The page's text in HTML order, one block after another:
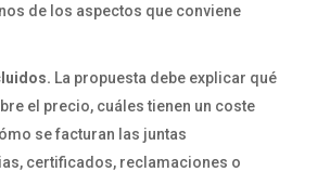
de los aspectos que conviene
La propuesta debe explicar qué
el precio, cuáles tienen un coste
se facturan las juntas
certificados, reclamaciones o